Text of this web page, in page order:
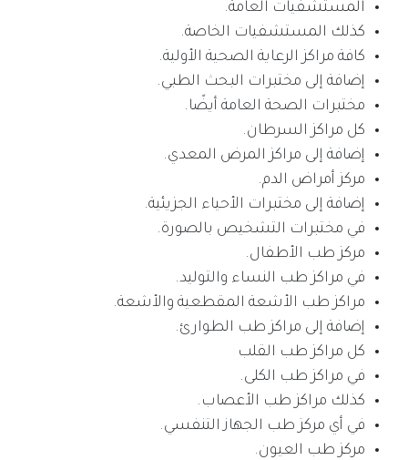
المستشفيات العامة.
كذلك المستشفيات الخاصة.
كافة مراكز الرعاية الصحية الأولية.
إضافة إلى مختبرات البحث الطبي.
مختبرات الصحة العامة أيضًا.
كل مراكز السرطان.
إضافة إلى مراكز المرض المعدي.
مركز أمراض الدم.
إضافة إلى مختبرات الأحياء الجزيئية.
في مختبرات التشخيص بالصورة.
مركز طب الأطفال.
في مراكز طب النساء والتوليد.
مراكز طب الأشعة المقطعية والأشعة.
إضافة إلى مراكز طب الطوارئ.
كل مراكز طب القلب
في مراكز طب الكلى.
كذلك مراكز طب الأعصاب.
في أي مركز طب الجهاز التنفسي.
مركز طب العيون.